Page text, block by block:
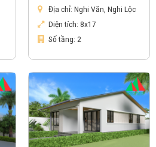
Địa chỉ: Nghi Văn, Nghi Lộc
Diện tích: 8x17
Số tầng: 2